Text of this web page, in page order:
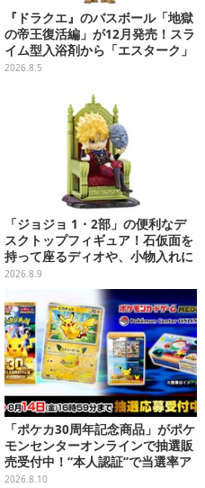
『ドラクエ』のバスボール「地獄
の帝王復活編」が12月発売！スラ
イム型入浴剤から「エスターク」
「デスピサロ」ら6体が飛び出す
2026.8.5
「ジョジョ 1・2部」の便利なデ
スクトップフィギュア！石仮面を
持って座るディオや、小物入れに
なるツェペリなどズラリ
2026.8.9
「ポケカ30周年記念商品」がポケ
モンセンターオンラインで抽選販
売受付中！“本人認証”で当選率ア
ップ
2026.8.10